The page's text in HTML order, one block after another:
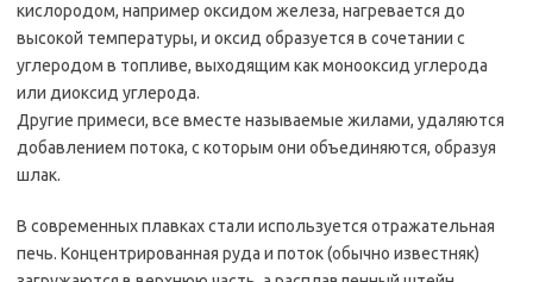
кислородом, например оксидом железа, нагревается до
высокой температуры, и оксид образуется в сочетании с
углеродом в топливе, выходящим как монооксид углерода
или диоксид углерода.
Другие примеси, все вместе называемые жилами, удаляются
добавлением потока, с которым они объединяются, образуя
шлак.
В современных плавках стали используется отражательная
печь. Концентрированная руда и поток (обычно известняк)